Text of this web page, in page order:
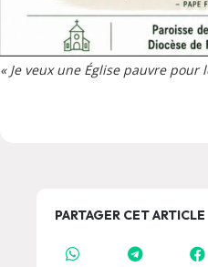
« Je veux une Église pauvre pour
PARTAGER CET ARTICLE